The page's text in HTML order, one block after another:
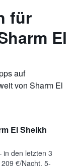
für
El
auf
von Sharm El
El Sheikh
in den letzten 3
€/Nacht. 5-